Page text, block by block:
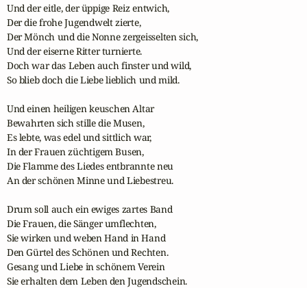
Und der eitle, der üppige Reiz entwich,
Der die frohe Jugendwelt zierte,
Der Mönch und die Nonne zergeisselten sich,
Und der eiserne Ritter turnierte.
Doch war das Leben auch finster und wild,
So blieb doch die Liebe lieblich und mild.
Und einen heiligen keuschen Altar
Bewahrten sich stille die Musen,
Es lebte, was edel und sittlich war,
In der Frauen züchtigem Busen,
Die Flamme des Liedes entbrannte neu
An der schönen Minne und Liebestreu.
Drum soll auch ein ewiges zartes Band
Die Frauen, die Sänger umflechten,
Sie wirken und weben Hand in Hand
Den Gürtel des Schönen und Rechten.
Gesang und Liebe in schönem Verein
Sie erhalten dem Leben den Jugendschein.